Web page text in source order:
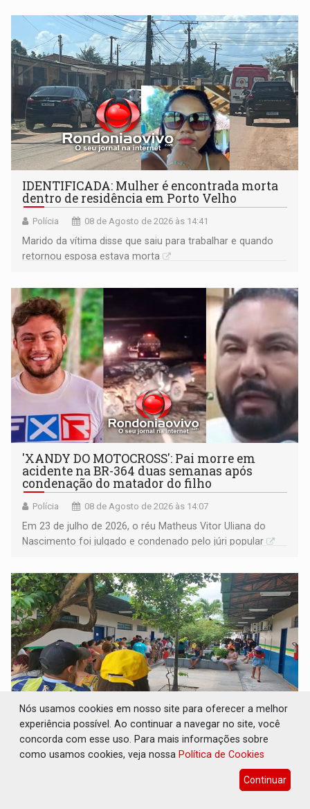
territoriais e sociais
IDENTIFICADA: Mulher é encontrada morta
dentro de residência em Porto Velho
Polícia 08 de Agosto de 2026 às 14:41
Marido da vítima disse que saiu para trabalhar e quando
retornou esposa estava morta
'XANDY DO MOTOCROSS': Pai morre em
acidente na BR-364 duas semanas após
condenação do matador do filho
Polícia 08 de Agosto de 2026 às 14:07
Em 23 de julho de 2026, o réu Matheus Vitor Uliana do
Nascimento foi julgado e condenado pelo júri popular
PESO DO VOTO: Cinco maiores colégios
eleitorais concentram 53,7% dos votos de
Nós usamos cookies em nosso site para oferecer a melhor
experiência possível. Ao continuar a navegar no site, você
concorda com esse uso. Para mais informações sobre
como usamos cookies, veja nossa Política de Cookies
Continuar